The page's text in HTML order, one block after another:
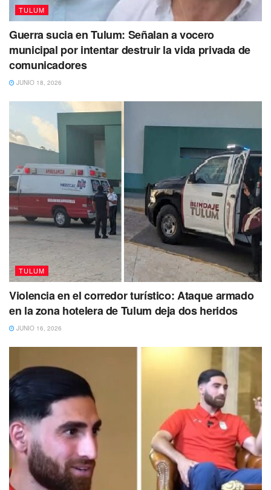
Tags: Corrupción hoteleros
Marciano Dzul
Sargazo
TULUM
Guerra sucia en Tulum: Señalan a vocero
municipal por intentar destruir la vida privada de
comunicadores
JUNIO 18, 2026
TULUM
Violencia en el corredor turístico: Ataque armado
en la zona hotelera de Tulum deja dos heridos
JUNIO 16, 2026